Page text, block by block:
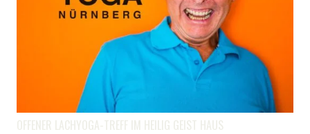
OFFENER LACHYOGA-TREFF IM HEILIG GEIST HAUS